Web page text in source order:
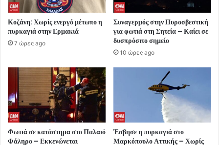
Κοζάνη: Χωρίς ενεργό μέτωπο η
πυρκαγιά στην Ερμακιά
7 ώρες ago
Συναγερμός στην Πυροσβεστική
για φωτιά στη Σητεία – Καίει σε
δυσπρόσιτο σημείο
10 ώρες ago
Φωτιά σε κατάστημα στο Παλαιό
Φάληρο – Εκκενώνεται
Έσβησε η πυρκαγιά στο
Μαρκόπουλο Αττικής – Χωρίς